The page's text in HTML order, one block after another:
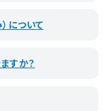
について
すか？